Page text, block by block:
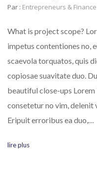
Par : Entrepreneurs & Finance
What is project scope?
impetus contentiones no,
scaevola torquatos, quis
copiosae suavitate duo.
beautiful close-ups
consetetur no vim, delenit
Eripuit erroribus ea duo,…
lire plus